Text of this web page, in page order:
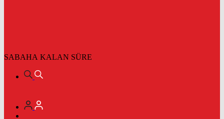
SABAHA KALAN SÜRE